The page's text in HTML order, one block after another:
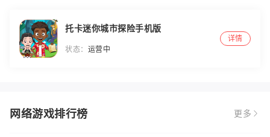
托卡迷你城市探险手机版
状态： 运营中
详情
网络游戏排行榜 更多